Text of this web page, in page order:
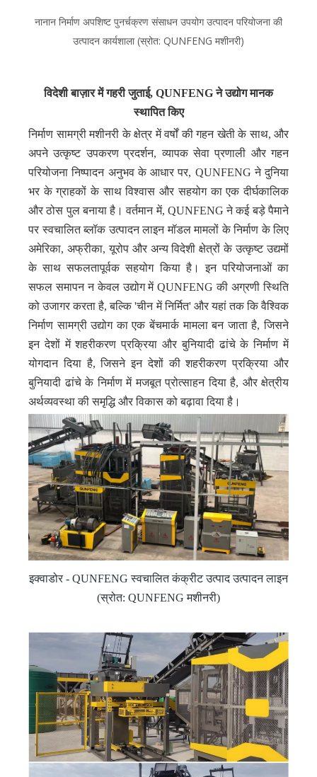
नानान निर्माण अपशिष्ट पुनर्चक्रण संसाधन उपयोग उत्पादन परियोजना की
उत्पादन कार्यशाला (स्रोत: QUNFENG मशीनरी)
विदेशी बाज़ार में गहरी जुताई, QUNFENG ने उद्योग मानक
स्थापित किए
निर्माण सामग्री मशीनरी के क्षेत्र में वर्षों की गहन खेती के साथ, और
अपने उत्कृष्ट उपकरण प्रदर्शन, व्यापक सेवा प्रणाली और गहन
परियोजना निष्पादन अनुभव के आधार पर, QUNFENG ने दुनिया
भर के ग्राहकों के साथ विश्वास और सहयोग का एक दीर्घकालिक
और ठोस पुल बनाया है। वर्तमान में, QUNFENG ने कई बड़े पैमाने
पर स्वचालित ब्लॉक उत्पादन लाइन मॉडल मामलों के निर्माण के लिए
अमेरिका, अफ्रीका, यूरोप और अन्य विदेशी क्षेत्रों के उत्कृष्ट उद्यमों
के साथ सफलतापूर्वक सहयोग किया है। इन परियोजनाओं का
सफल समापन न केवल उद्योग में QUNFENG की अग्रणी स्थिति
को उजागर करता है, बल्कि 'चीन में निर्मित' और यहां तक ​​कि वैश्विक
निर्माण सामग्री उद्योग का एक बेंचमार्क मामला बन जाता है, जिसने
इन देशों में शहरीकरण प्रक्रिया और बुनियादी ढांचे के निर्माण में
योगदान दिया है, जिसने इन देशों की शहरीकरण प्रक्रिया और
बुनियादी ढांचे के निर्माण में मजबूत प्रोत्साहन दिया है, और क्षेत्रीय
अर्थव्यवस्था की समृद्धि और विकास को बढ़ावा दिया है।
इक्वाडोर - QUNFENG स्वचालित कंक्रीट उत्पाद उत्पादन लाइन
(स्रोत: QUNFENG मशीनरी)